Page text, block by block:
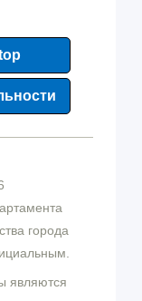
города
являются